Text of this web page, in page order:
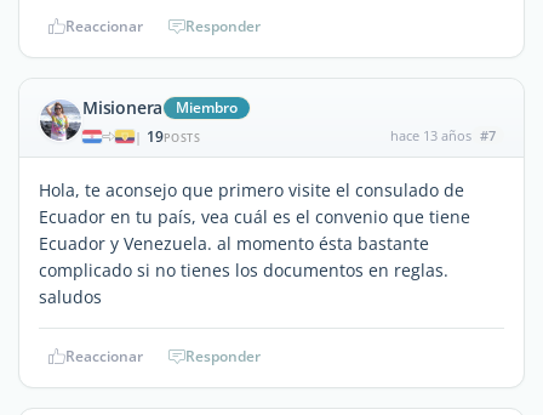
Reaccionar Responder
Misionera Miembro
| 19POSTS hace 13 años #7
Hola, te aconsejo que primero visite el consulado de
Ecuador en tu país, vea cuál es el convenio que tiene
Ecuador y Venezuela. al momento ésta bastante
complicado si no tienes los documentos en reglas.
saludos
Reaccionar Responder